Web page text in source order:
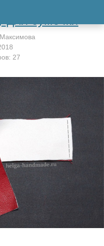
классу
для сумочки
27